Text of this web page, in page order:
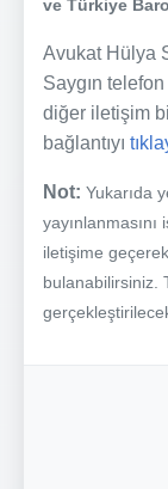
ve Türkiye
Avukat Hülya
Saygın
diğer iletişim
bağlantıyı
Not: Yukarıda
iletişime
bulanabilirsiniz.